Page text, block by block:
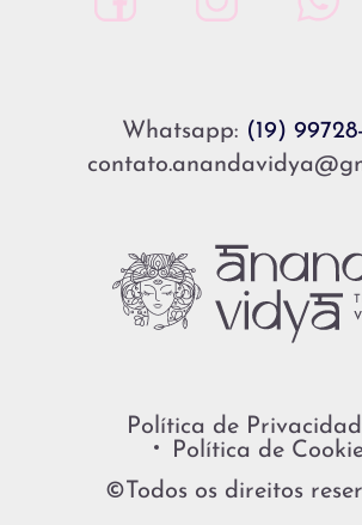
Whatsapp: (19)
Política de
Política de
©Todos os direitos